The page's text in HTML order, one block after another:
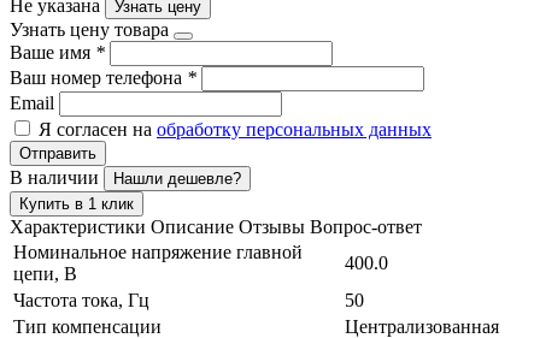
Не указана
Узнать цену
Узнать цену товара
Ваше имя *
Ваш номер телефона *
Email
Я согласен на обработку персональных данных
Отправить
В наличии
Нашли дешевле?
Купить в 1 клик
Характеристики Описание Отзывы Вопрос-ответ
Номинальное напряжение главной
цепи, В
400.0
Частота тока, Гц
50
Тип компенсации
Централизованная